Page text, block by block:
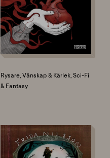
Rysare, Vänskap & Kärlek, Sci-Fi
& Fantasy